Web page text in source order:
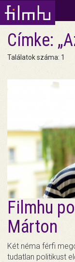
Címke:
Találatok száma: 1
Filmhu
Márton
Két néma férfi
tudatlan politikust